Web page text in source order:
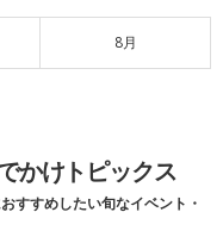
8月
かけトピックス
すすめしたい旬なイベント・